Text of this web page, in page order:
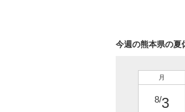
今週の熊本県の夏
月
8/3